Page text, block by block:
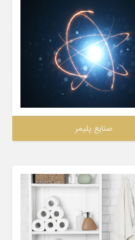
صنایع پلیمر